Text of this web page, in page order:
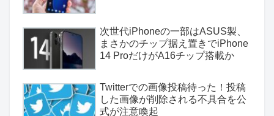
次世代iPhoneの一部はASUS製、
まさかのチップ据え置きでiPhone
14 ProだけがA16チップ搭載か
Twitterでの画像投稿待った！投稿
した画像が削除される不具合を公
式が注意喚起